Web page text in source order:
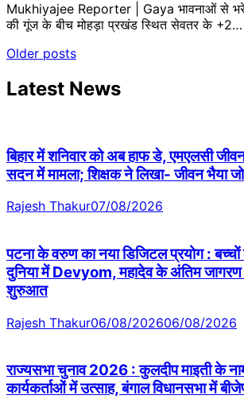
Mukhiyajee Reporter | Gaya भावनाओं से भरे
की गूंज के बीच मोहड़ा प्रखंड स्थित सेवतर के +2…
Posts
navigation
Older posts
Latest News
बिहार में शनिवार को अब हाफ डे, एमएलसी
सदन में मामला; शिक्षक ने लिखा- जीवन भैया
Rajesh Thakur07/08/2026
पटना के वरुण का नया डिजिटल प्रयोग :
दुनिया में Devyom, महादेव के अंतिम जागरण
शुरुआत
Rajesh Thakur06/08/202606/08/2026
राज्यसभा चुनाव 2026 : कुलदीप माइती के
कार्यकर्ताओं में उत्साह, बंगाल विधानसभा में